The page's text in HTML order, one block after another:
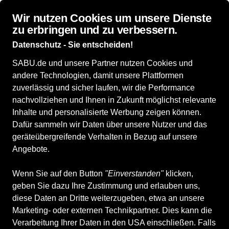
Wir nutzen Cookies um unsere Dienste
zu erbringen und zu verbessern.
Datenschutz - Sie entscheiden!
SABU.de und unsere Partner nutzen Cookies und
andere Technologien, damit unsere Plattformen
zuverlässig und sicher laufen, wir die Performance
nachvollziehen und Ihnen in Zukunft möglichst relevante
Inhalte und personalisierte Werbung zeigen können.
Dafür sammeln wir Daten über unsere Nutzer und das
geräteübergreifende Verhalten in Bezug auf unsere
Angebote.
Wenn Sie auf den Button "Einverstanden"klicken,
geben Sie dazu Ihre Zustimmung und erlauben uns,
diese Daten an Dritte weiterzugeben, etwa an unsere
Marketing- oder externen Technikpartner. Dies kann die
Verarbeitung Ihrer Daten in den USA einschließen. Falls
Kategorienin Niemann
Damenschuhe
Alle ansehen
Herrenschuhe
Alle ansehen